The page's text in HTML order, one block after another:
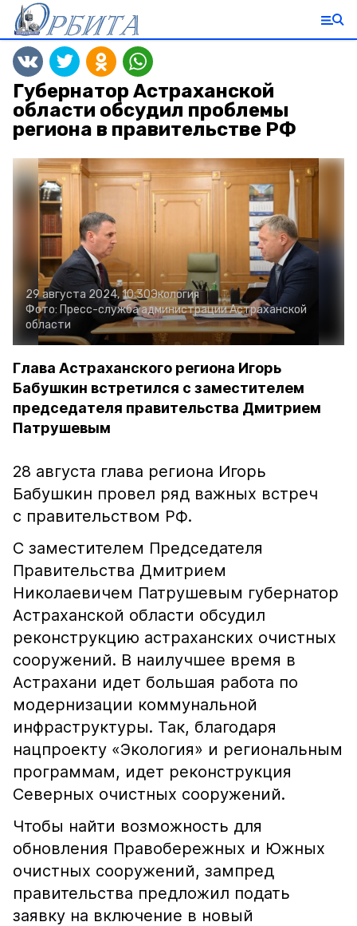
Губернатор Астраханской
области обсудил проблемы
региона в правительстве РФ
29 августа 2024, 10:30Экология
Фото: Пресс-служба администрации Астраханской
области
Глава Астраханского региона Игорь
Бабушкин встретился с заместителем
председателя правительства Дмитрием
Патрушевым
28 августа глава региона Игорь
Бабушкин провел ряд важных встреч
с правительством РФ.
С заместителем Председателя
Правительства Дмитрием
Николаевичем Патрушевым губернатор
Астраханской области обсудил
реконструкцию астраханских очистных
сооружений. В наилучшее время в
Астрахани идет большая работа по
модернизации коммунальной
инфраструктуры. Так, благодаря
нацпроекту «Экология» и региональным
программам, идет реконструкция
Северных очистных сооружений.
Чтобы найти возможность для
обновления Правобережных и Южных
очистных сооружений, зампред
правительства предложил подать
заявку на включение в новый